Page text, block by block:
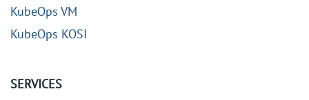
KubeOps VM
KubeOps KOSI
SERVICES